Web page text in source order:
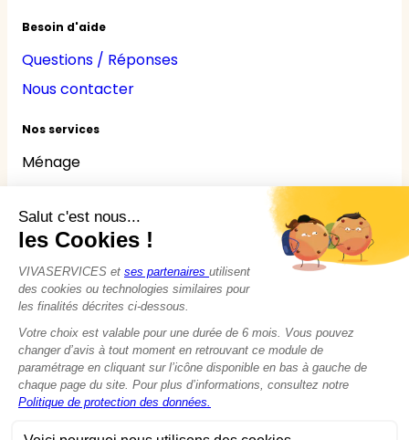
Besoin d'aide
Questions / Réponses
Nous contacter
Nos services
Ménage
Jardinage
Bricolage
Nounou
Seniors
Handicaps
© 2015 - 2026VIVASERVICES
Modifier vos préférences en matière de cookies